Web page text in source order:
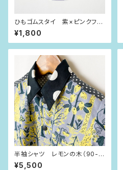
ひもゴムスタイ 紫×ピンクフラ
ワー
¥1,800
半袖シャツ レモンの木（90-1
00size）
¥5,500